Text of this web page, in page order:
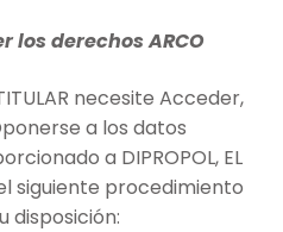
los derechos ARCO
necesite Acceder,
a los datos
a DIPROPOL, EL
siguiente procedimiento
disposición: